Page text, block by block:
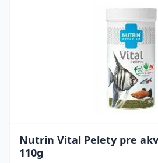
Nutrin Vital Pelety pre
110g